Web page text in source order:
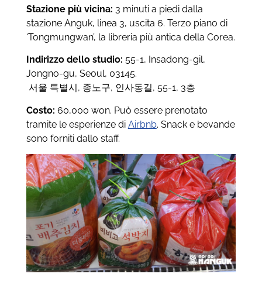
Stazione più vicina: 3 minuti a piedi dalla
stazione Anguk, linea 3, uscita 6. Terzo piano di
‘Tongmungwan’, la libreria più antica della Corea.
Indirizzo dello studio: 55-1, Insadong-gil,
Jongno-gu, Seoul, 03145.
서울 특별시, 종노구, 인사동길, 55-1, 3층
Costo: 60,000 won. Può essere prenotato
tramite le esperienze di Airbnb. Snack e bevande
sono forniti dallo staff.